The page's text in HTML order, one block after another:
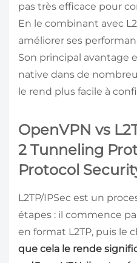
pas très efficace pour
En le combinant avec
améliorer ses
Son principal avantage
native dans de
le rend plus facile à
OpenVPN vs
2 Tunneling
Protocol
L2TP/IPSec est un
étapes : il commence
en format L2TP, puis le
que cela le rende